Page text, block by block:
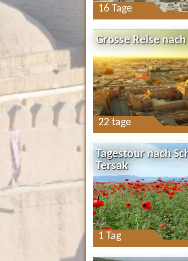
16 Tage
Grosse Reise
22 tage
Tagestour nach
Tersak
1 Tag